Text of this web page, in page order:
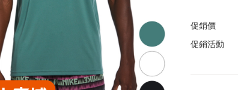
促銷價
促銷活動